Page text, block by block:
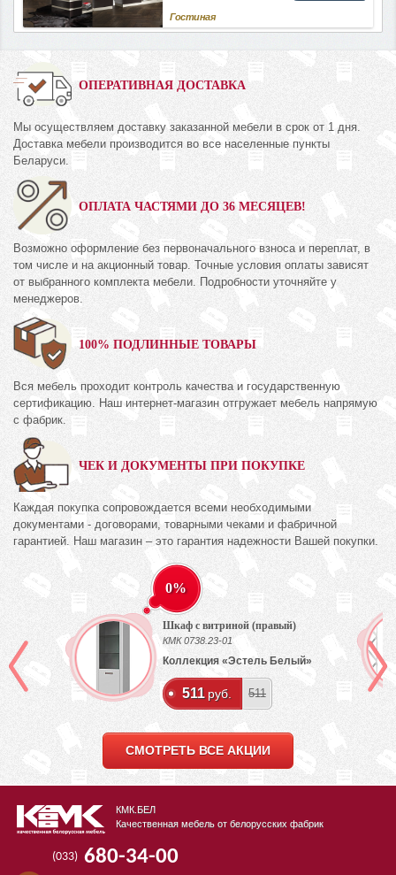
Гостиная
ОПЕРАТИВНАЯ ДОСТАВКА
Мы осуществляем доставку заказанной мебели в срок от 1 дня.
Доставка мебели производится во все населенные пункты
Беларуси.
ОПЛАТА ЧАСТЯМИ ДО 36 МЕСЯЦЕВ!
Возможно оформление без первоначального взноса и переплат, в
том числе и на акционный товар. Точные условия оплаты зависят
от выбранного комплекта мебели. Подробности уточняйте у
менеджеров.
100% ПОДЛИННЫЕ ТОВАРЫ
Вся мебель проходит контроль качества и государственную
сертификацию. Наш интернет-магазин отгружает мебель напрямую
с фабрик.
ЧЕК И ДОКУМЕНТЫ ПРИ ПОКУПКЕ
Каждая покупка сопровождается всеми необходимыми
документами - договорами, товарными чеками и фабричной
гарантией. Наш магазин – это гарантия надежности Вашей покупки.
0%
Шкаф с витриной (правый)
КМК 0738.23-01
Коллекция «Эстель Белый»
511 руб. 511
СМОТРЕТЬ ВСЕ АКЦИИ
КМК.БЕЛ
Качественная мебель от белорусских фабрик
(033) 680-34-00